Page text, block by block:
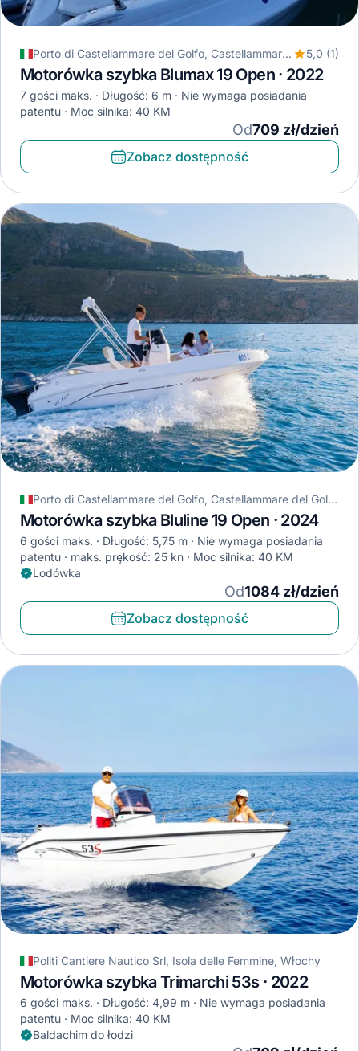
Porto di Castellammare del Golfo, Castellammare del Golfo, Włochy 5,0 (1)
Motorówka szybka Blumax 19 Open · 2022
7 gości maks. Długość: 6 m
Nie wymaga posiadania
patentu
Moc silnika: 40 KM
Od709 zł/dzień
Zobacz dostępność
Porto di Castellammare del Golfo, Castellammare del Golfo, Włochy
Motorówka szybka Bluline 19 Open · 2024
6 gości maks. Długość: 5,75 m
Nie wymaga posiadania
patentu
maks. prękość: 25 kn
Moc silnika: 40 KM
Lodówka
Od1084 zł/dzień
Zobacz dostępność
Politi Cantiere Nautico Srl, Isola delle Femmine, Włochy
Motorówka szybka Trimarchi 53s · 2022
6 gości maks. Długość: 4,99 m
Nie wymaga posiadania
patentu
Moc silnika: 40 KM
Baldachim do łodzi